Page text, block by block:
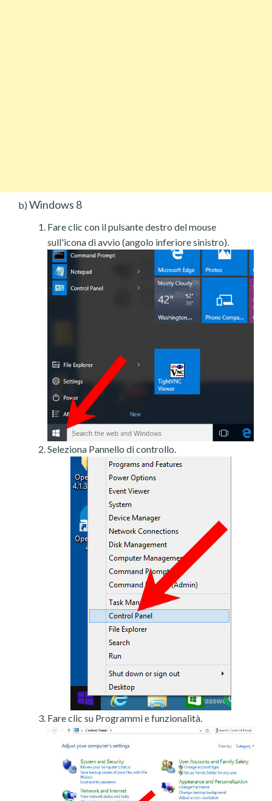
b) Windows 8
Fare clic con il pulsante destro del mouse
sull'icona di avvio (angolo inferiore sinistro).
Seleziona Pannello di controllo.
Fare clic su Programmi e funzionalità.